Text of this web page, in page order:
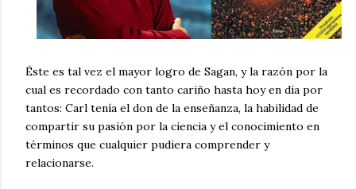
Éste es tal vez el mayor logro de Sagan, y la razón por la
cual es recordado con tanto cariño hasta hoy en día por
tantos: Carl tenía el don de la enseñanza, la habilidad de
compartir su pasión por la ciencia y el conocimiento en
términos que cualquier pudiera comprender y
relacionarse.